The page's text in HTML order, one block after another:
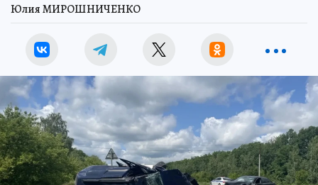
Юлия МИРОШНИЧЕНКО